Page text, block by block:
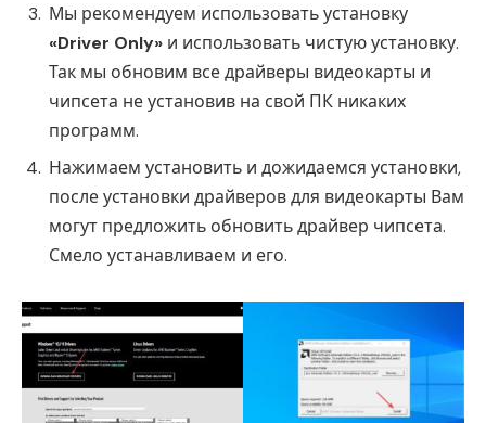
Мы рекомендуем использовать установку
«Driver Only» и использовать чистую установку.
Так мы обновим все драйверы видеокарты и
чипсета не установив на свой ПК никаких
программ.
Нажимаем установить и дожидаемся установки,
после установки драйверов для видеокарты Вам
могут предложить обновить драйвер чипсета.
Смело устанавливаем и его.